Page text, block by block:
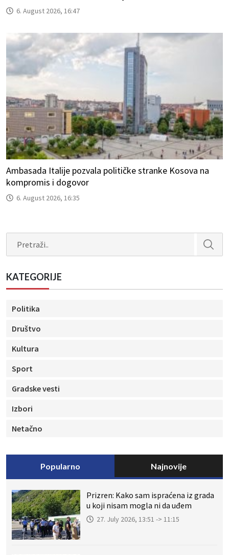
6. August 2026, 16:47
Ambasada Italije pozvala političke stranke Kosova na
kompromis i dogovor
6. August 2026, 16:35
KATEGORIJE
Politika
Društvo
Kultura
Sport
Gradske vesti
Izbori
Netačno
Popularno Najnovije
Prizren: Kako sam ispraćena iz grada
u koji nisam mogla ni da uđem
27. July 2026, 13:51 -> 11:15